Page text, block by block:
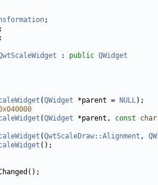
: public QWidget
(QWidget *parent = NULL
(QWidget *parent, const char
(QwtScaleDraw::Alignment ,